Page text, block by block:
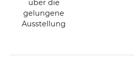
über die
gelungene
Ausstellung